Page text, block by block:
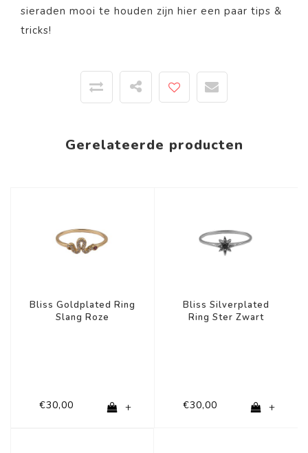
sieraden mooi te houden zijn hier een paar tips &
tricks!
Gerelateerde producten
Bliss Goldplated Ring
Slang Roze
€30,00 +
Bliss Silverplated
Ring Ster Zwart
€30,00 +